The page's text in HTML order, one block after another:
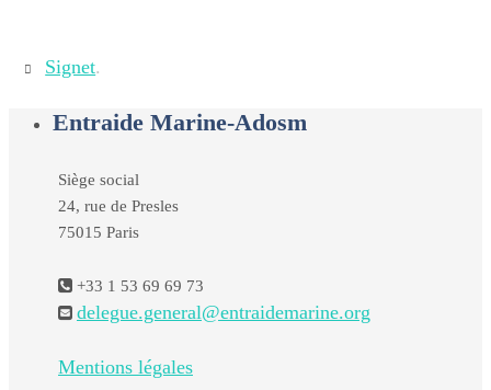
Signet.
Entraide Marine-Adosm
Siège social
24, rue de Presles
75015 Paris
+33 1 53 69 69 73
delegue.general@entraidemarine.org
Mentions légales